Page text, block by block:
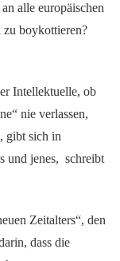
alle europäischen
zu boykottieren?
Intellektuelle, ob
nie verlassen,
gibt sich in
und jenes, schreibt
Zeitalters“, den
dass die